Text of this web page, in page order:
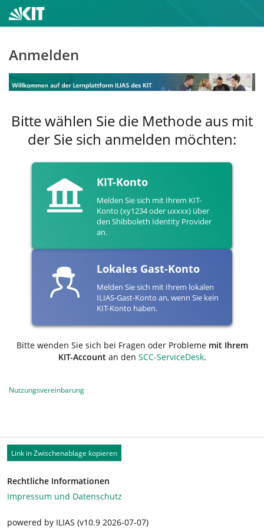
Anmelden
Bitte wählen Sie die Methode aus mit
der Sie sich anmelden möchten:
KIT-Konto
Melden Sie sich mit Ihrem KIT-
Konto (xy1234 oder uxxxx) über
den Shibboleth Identity Provider
an.
Lokales Gast-Konto
Melden Sie sich mit Ihrem lokalen
ILIAS-Gast-Konto an, wenn Sie kein
KIT-Konto haben.
Bitte wenden Sie sich bei Fragen oder Probleme mit Ihrem
KIT-Accountan den SCC-ServiceDesk.
Nutzungsvereinbarung
Link in Zwischenablage kopieren
Rechtliche Informationen
Impressum und Datenschutz
powered by ILIAS (v10.9 2026-07-07)